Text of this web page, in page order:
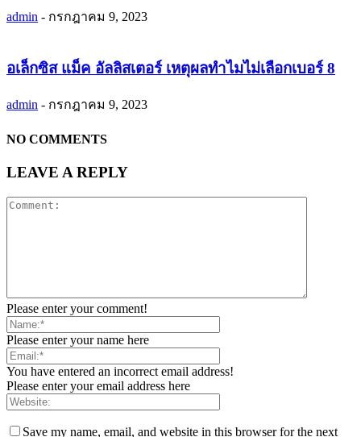
admin - กรกฎาคม 9, 2023
อเล็กซิส แม็ค อัลลิสเตอร์ เหตุผลทำไมไม่เลือกเบอร์ 8
admin - กรกฎาคม 9, 2023
NO COMMENTS
LEAVE A REPLY
Please enter your comment!
Please enter your name here
You have entered an incorrect email address!
Please enter your email address here
Save my name, email, and website in this browser for the next